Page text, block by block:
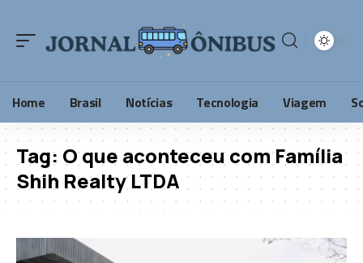
Home Brasil Notícias Tecnologia Viagem
Tag: O que aconteceu com Família
Shih Realty LTDA